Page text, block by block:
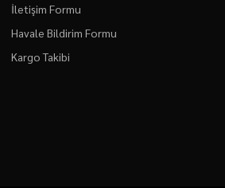
İletişim Formu
Havale Bildirim Formu
Kargo Takibi